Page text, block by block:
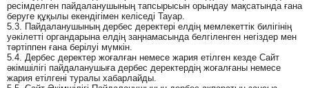
ресімделген пайдаланушының тапсырысын орындау мақсатында ғана
беруге құқылы екендігімен келіседі Тауар.
5.3. Пайдаланушының дербес деректері елдің мемлекеттік билігінің
уәкілетті органдарына елдің заңнамасында белгіленген негіздер мен
тәртіппен ғана берілуі мүмкін.
5.4. Дербес деректер жоғалған немесе жария етілген кезде Сайт
әкімшілігі пайдаланушыға дербес деректердің жоғалғаны немесе
жария етілгені туралы хабарлайды.